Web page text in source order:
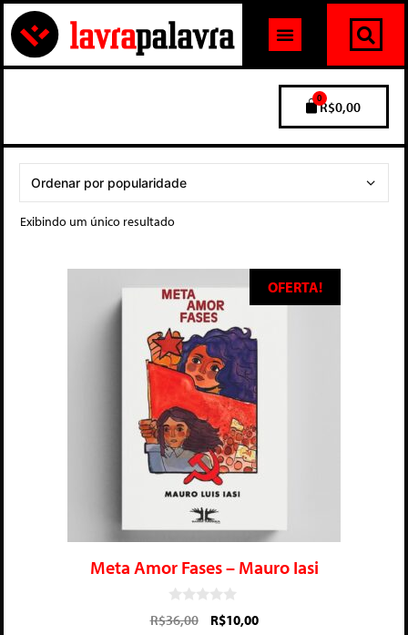
R$0,00
0
Exibindo um único resultado
OFERTA!
Meta Amor Fases – Mauro Iasi
0
d
R$36,00 R$10,00